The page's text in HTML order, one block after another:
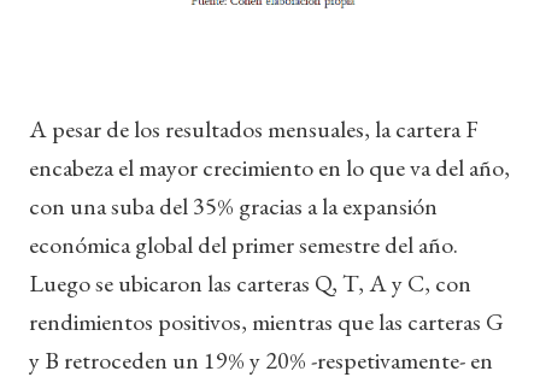
A pesar de los resultados mensuales, la cartera F
encabeza el mayor crecimiento en lo que va del año,
con una suba del 35% gracias a la expansión
económica global del primer semestre del año.
Luego se ubicaron las carteras Q, T, A y C, con
rendimientos positivos, mientras que las carteras G
y B retroceden un 19% y 20% -respetivamente- en